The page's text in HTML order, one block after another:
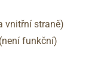
vnitřní straně)
funkční)